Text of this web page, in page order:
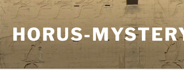
HORUS-